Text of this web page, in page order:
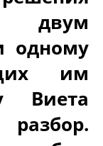
двум
одному
им
Виета